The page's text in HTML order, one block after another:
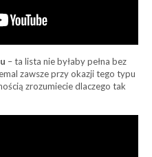
– ta lista nie byłaby pełna bez
zawsze przy okazji tego typu
zrozumiecie dlaczego tak